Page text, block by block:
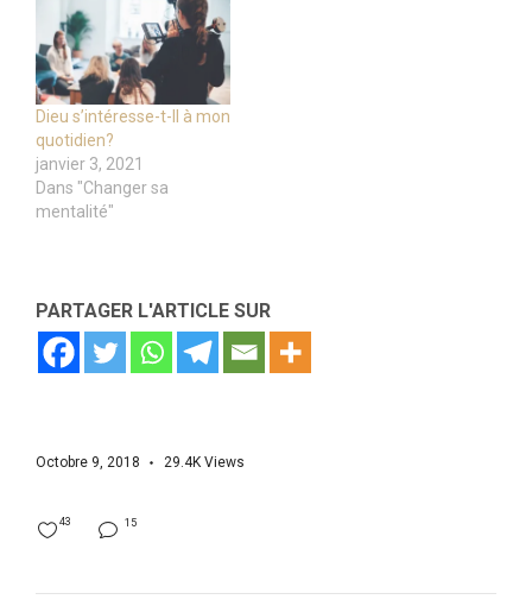
Dieu s’intéresse-t-Il à mon
quotidien?
janvier 3, 2021
Dans "Changer sa
mentalité"
PARTAGER L'ARTICLE SUR
Octobre 9, 2018 29.4K Views
15
43